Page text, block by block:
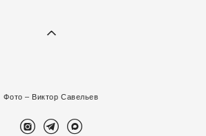
Фото – Виктор Савельев